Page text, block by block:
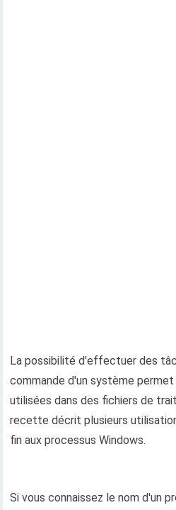
La possibilité d'effectuer des
commande d'un système
utilisées dans des fichiers de
recette décrit plusieurs
fin aux processus Windows.
Si vous connaissez le nom d'un